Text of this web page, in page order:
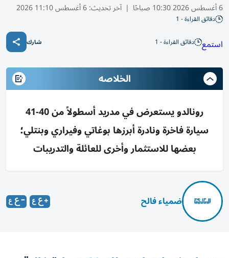
6 أغسطس 2026 10:30 صباحًا | آخر تحديث:6 أغسطس 11:10 2026
دقائق القراءة - 1
استمع دقائق القراءة - 1 شارك
الخلاصه
رونالدو يستعرض في مدريد أسطولاً من 40-41
سيارة فاخرة ونادرة أبرزها بوغاتي وفيراري وبنتلي؛
بعضها للاستثمار وأخرى للعائلة والتدريبات
ضمياء فالح